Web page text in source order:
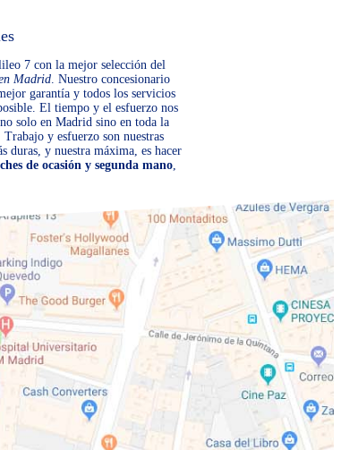
7 con la mejor selección del
Madrid . Nuestro concesionario
garantía y todos los servicios
El tiempo y el esfuerzo nos
solo en Madrid sino en toda la
y esfuerzo son nuestras
duras, y nuestra máxima, es hacer
de ocasión y segunda mano,